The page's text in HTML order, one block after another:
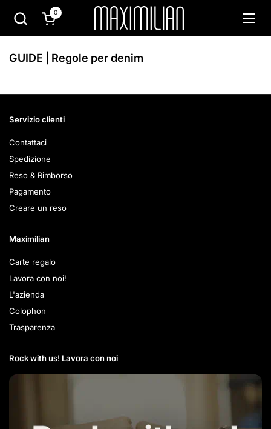
Passa ai contenuti
Apri carrello
0
Apri
GUIDE | Regole per denim
Servizio clienti
Contattaci
Spedizione
Reso & Rimborso
Pagamento
Creare un reso
Maximilian
Carte regalo
Lavora con noi!
L'azienda
Colophon
Trasparenza
Rock with us! Lavora con noi​